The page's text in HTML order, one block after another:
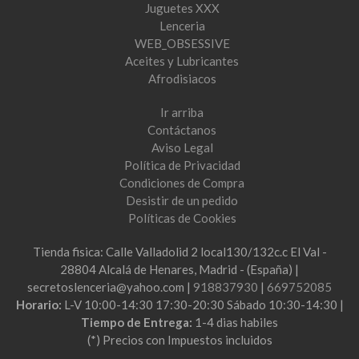
Juguetes XXX
Lenceria
WEB_OBSESSIVE
Aceites y Lubricantes
Afrodisiacos
Ir arriba
Contáctanos
Aviso Legal
Política de Privacidad
Condiciones de Compra
Desistir de un pedido
Políticas de Cookies
Tienda fisica: Calle Valladolid 2 local130/132c.c El Val -
28804 Alcalá de Henares, Madrid - (España) |
secretoslenceria@yahoo.com | 918837930 | 669752085
Horario: L-V 10:00-14:30 17:30-20:30 Sábado 10:30-14:30 |
Tiempo de Entrega: 1-4 dias habiles
(*) Precios con Impuestos incluidos